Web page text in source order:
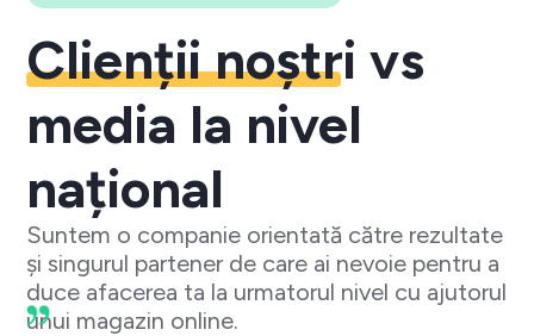
Clienții noștri vs
media la nivel
național
Suntem o companie orientată către rezultate
și singurul partener de care ai nevoie pentru a
duce afacerea ta la urmatorul nivel cu ajutorul
unui magazin online.